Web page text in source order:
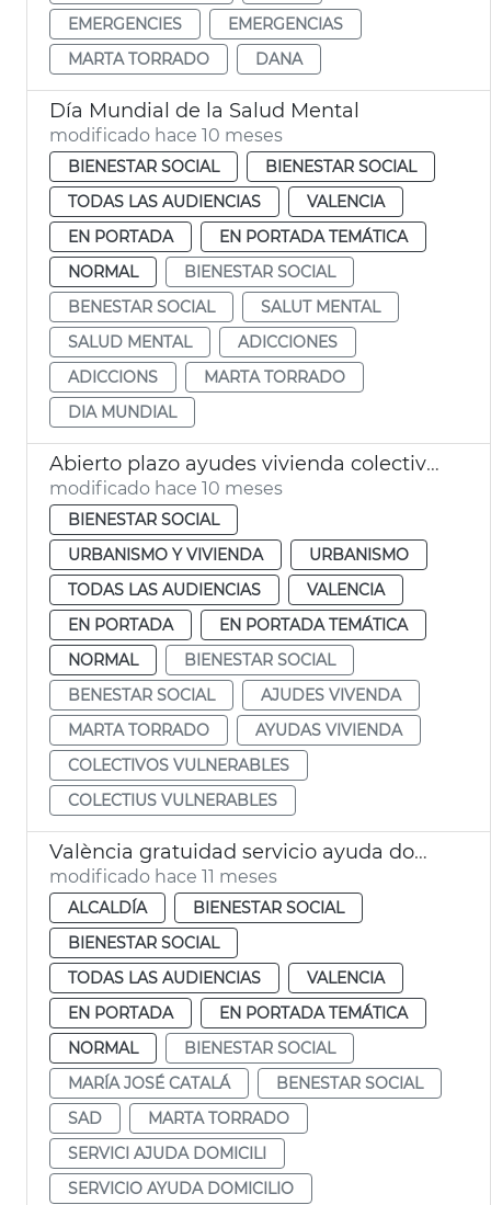
EMERGENCIES
EMERGENCIAS
MARTA TORRADO
DANA
Día Mundial de la Salud Mental
modificado hace 10 meses
BIENESTAR SOCIAL
BIENESTAR SOCIAL
TODAS LAS AUDIENCIAS
VALENCIA
EN PORTADA
EN PORTADA TEMÁTICA
NORMAL
BIENESTAR SOCIAL
BENESTAR SOCIAL
SALUT MENTAL
SALUD MENTAL
ADICCIONES
ADICCIONS
MARTA TORRADO
DIA MUNDIAL
Abierto plazo ayudes vivienda colectivos vulnerables
modificado hace 10 meses
BIENESTAR SOCIAL
URBANISMO Y VIVIENDA
URBANISMO
TODAS LAS AUDIENCIAS
VALENCIA
EN PORTADA
EN PORTADA TEMÁTICA
NORMAL
BIENESTAR SOCIAL
BENESTAR SOCIAL
AJUDES VIVENDA
MARTA TORRADO
AYUDAS VIVIENDA
COLECTIVOS VULNERABLES
COLECTIUS VULNERABLES
València gratuidad servicio ayuda domicilio
modificado hace 11 meses
ALCALDÍA
BIENESTAR SOCIAL
BIENESTAR SOCIAL
TODAS LAS AUDIENCIAS
VALENCIA
EN PORTADA
EN PORTADA TEMÁTICA
NORMAL
BIENESTAR SOCIAL
MARÍA JOSÉ CATALÁ
BENESTAR SOCIAL
SAD
MARTA TORRADO
SERVICI AJUDA DOMICILI
SERVICIO AYUDA DOMICILIO